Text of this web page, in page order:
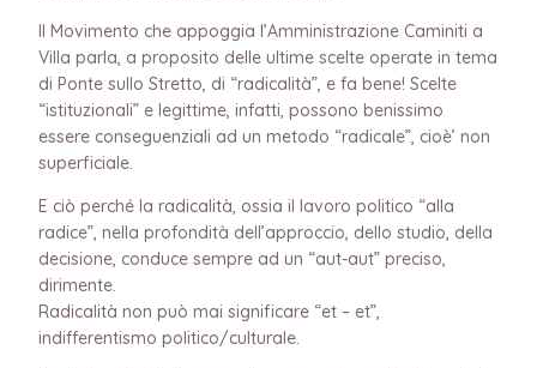
Il Movimento che appoggia l’Amministrazione Caminiti a
Villa parla, a proposito delle ultime scelte operate in tema
di Ponte sullo Stretto, di “radicalità”, e fa bene! Scelte
“istituzionali” e legittime, infatti, possono benissimo
essere conseguenziali ad un metodo “radicale”, cioè’ non
superficiale.
E ciò perché la radicalità, ossia il lavoro politico “alla
radice”, nella profondità dell’approccio, dello studio, della
decisione, conduce sempre ad un “aut-aut” preciso,
dirimente.
Radicalità non può mai significare “et – et”,
indifferentismo politico/culturale.